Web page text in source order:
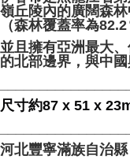
嶺丘陵內的廣闊森
（森林覆蓋率為82.2
並且擁有亞洲最大
的北部邊界，與中國
尺寸約87 x 51 x
河北豐寧滿族自治縣